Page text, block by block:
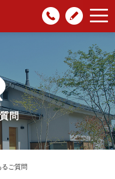
047-
光建
グ
問
ご質問